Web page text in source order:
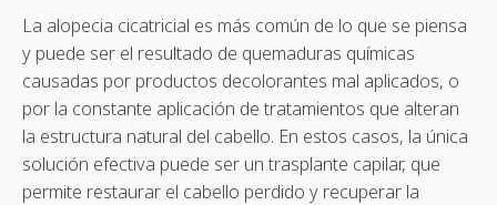
La alopecia cicatricial es más común de lo que se piensa
y puede ser el resultado de quemaduras químicas
causadas por productos decolorantes mal aplicados, o
por la constante aplicación de tratamientos que alteran
la estructura natural del cabello. En estos casos, la única
solución efectiva puede ser un trasplante capilar, que
permite restaurar el cabello perdido y recuperar la